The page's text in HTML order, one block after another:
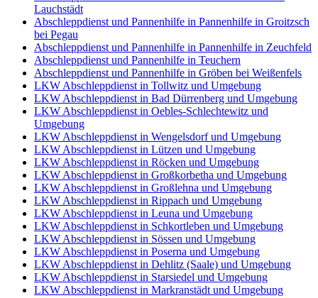
Lauchstädt
Abschleppdienst und Pannenhilfe in Pannenhilfe in Groitzsch
bei Pegau
Abschleppdienst und Pannenhilfe in Pannenhilfe in Zeuchfeld
Abschleppdienst und Pannenhilfe in Teuchern
Abschleppdienst und Pannenhilfe in Gröben bei Weißenfels
LKW Abschleppdienst in Tollwitz und Umgebung
LKW Abschleppdienst in Bad Dürrenberg und Umgebung
LKW Abschleppdienst in Oebles-Schlechtewitz und
Umgebung
LKW Abschleppdienst in Wengelsdorf und Umgebung
LKW Abschleppdienst in Lützen und Umgebung
LKW Abschleppdienst in Röcken und Umgebung
LKW Abschleppdienst in Großkorbetha und Umgebung
LKW Abschleppdienst in Großlehna und Umgebung
LKW Abschleppdienst in Rippach und Umgebung
LKW Abschleppdienst in Leuna und Umgebung
LKW Abschleppdienst in Schkortleben und Umgebung
LKW Abschleppdienst in Sössen und Umgebung
LKW Abschleppdienst in Poserna und Umgebung
LKW Abschleppdienst in Dehlitz (Saale) und Umgebung
LKW Abschleppdienst in Starsiedel und Umgebung
LKW Abschleppdienst in Markranstädt und Umgebung